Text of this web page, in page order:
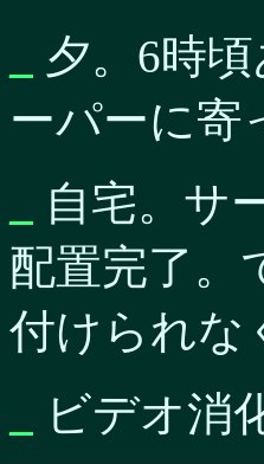
夕。6時
ーパーに寄
自宅。サ
配置完了。
付けられな
ビデオ消